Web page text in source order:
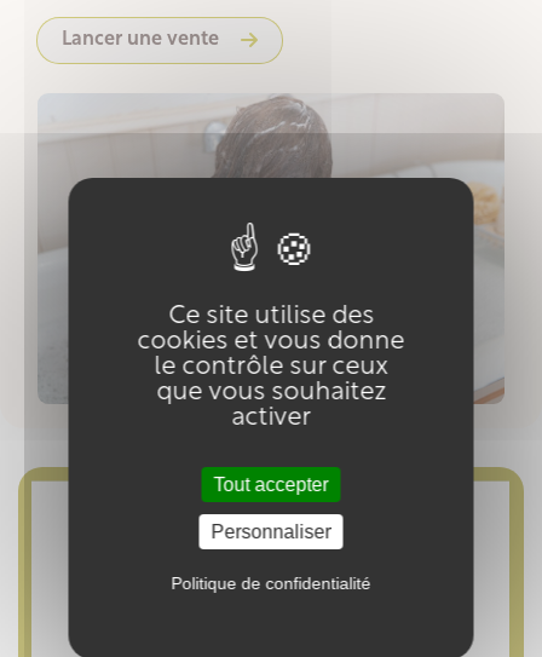
Ce site utilise des
cookies et vous donne
le contrôle sur ceux
que vous souhaitez
activer
Tout accepter
Personnaliser
Politique de confidentialité
Lancer une vente